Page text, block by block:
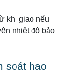
khi giao nếu
nhiệt độ bảo
soát hao